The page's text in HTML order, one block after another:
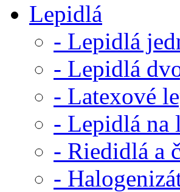
Lepidlá
- Lepidlá
- Lepidlá
- Latexové
- Lepidlá na
- Riedidlá a
-